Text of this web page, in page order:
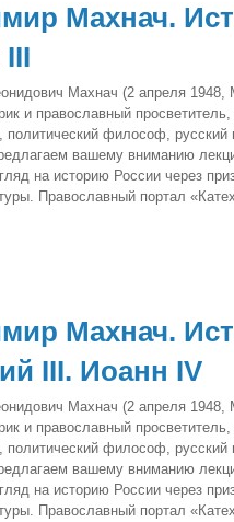
Махнач.
Махнач (2 апреля
и православный
политический философ,
вашему вниманию
на историю России через
Православный портал
Махнач.
III. Иоанн IV
Махнач (2 апреля
и православный
политический философ,
вашему вниманию
на историю России через
Православный портал